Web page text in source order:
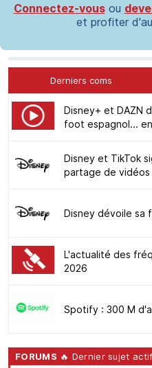
Connectez-vousou
et profiter
Derniers coms
Disney+ et DAZN
foot espagnol...
Disney et TikTok
partage de
Disney dévoile sa
L'actualité des
2026
Spotify : 300 M
FORUMS 🔥 Dernier sujet actif